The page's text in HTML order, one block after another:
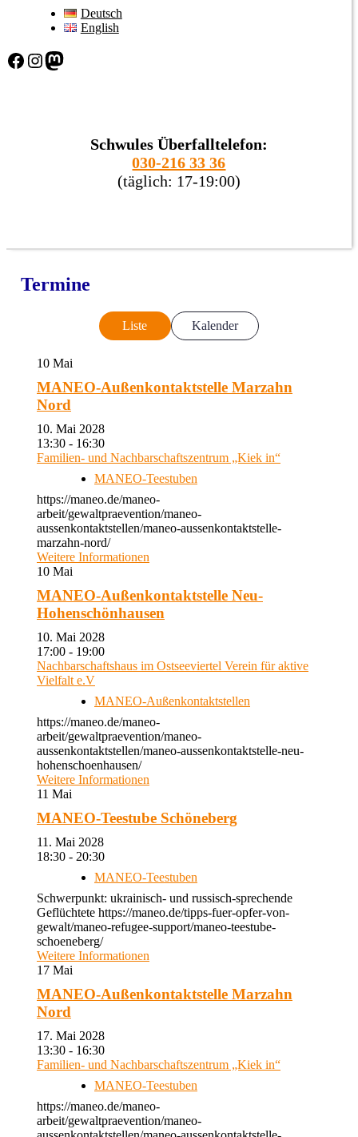
Deutsch
English
Facebook Instagram Mastodon
Schwules Überfalltelefon:
030-216 33 36
(täglich: 17-19:00)
Termine
Liste Kalender
10 Mai
MANEO-Außenkontaktstelle Marzahn
Nord
10. Mai 2028
13:30 - 16:30
Familien- und Nachbarschaftszentrum „Kiek in“
MANEO-Teestuben
https://maneo.de/maneo-
arbeit/gewaltpraevention/maneo-
aussenkontaktstellen/maneo-aussenkontaktstelle-
marzahn-nord/
Weitere Informationen
10 Mai
MANEO-Außenkontaktstelle Neu-
Hohenschönhausen
10. Mai 2028
17:00 - 19:00
Nachbarschaftshaus im Ostseeviertel Verein für aktive
Vielfalt e.V
MANEO-Außenkontaktstellen
https://maneo.de/maneo-
arbeit/gewaltpraevention/maneo-
aussenkontaktstellen/maneo-aussenkontaktstelle-neu-
hohenschoenhausen/
Weitere Informationen
11 Mai
MANEO-Teestube Schöneberg
11. Mai 2028
18:30 - 20:30
MANEO-Teestuben
Schwerpunkt: ukrainisch- und russisch-sprechende
Geflüchtete https://maneo.de/tipps-fuer-opfer-von-
gewalt/maneo-refugee-support/maneo-teestube-
schoeneberg/
Weitere Informationen
17 Mai
MANEO-Außenkontaktstelle Marzahn
Nord
17. Mai 2028
13:30 - 16:30
Familien- und Nachbarschaftszentrum „Kiek in“
MANEO-Teestuben
https://maneo.de/maneo-
arbeit/gewaltpraevention/maneo-